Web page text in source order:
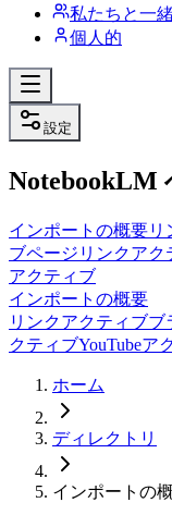
私たちと一
個人的
設定
NotebookLM
インポートの概要リ
ブページリンクアク
アクティブ
インポートの概要
リンクアクティブブ
クティブYouTubeア
ホーム
ディレクトリ
インポートの